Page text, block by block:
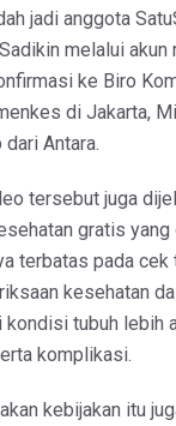
jadi anggota
melalui
ke Biro
di Jakarta,
Antara.
tersebut juga
gratis yang
terbatas pada
kesehatan
tubuh lebih
komplikasi.
kebijakan itu